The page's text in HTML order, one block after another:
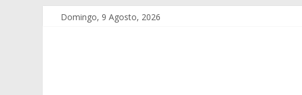
Domingo, 9 Agosto, 2026